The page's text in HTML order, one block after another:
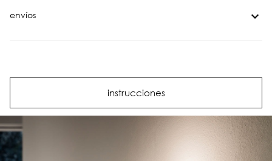
envíos
instrucciones